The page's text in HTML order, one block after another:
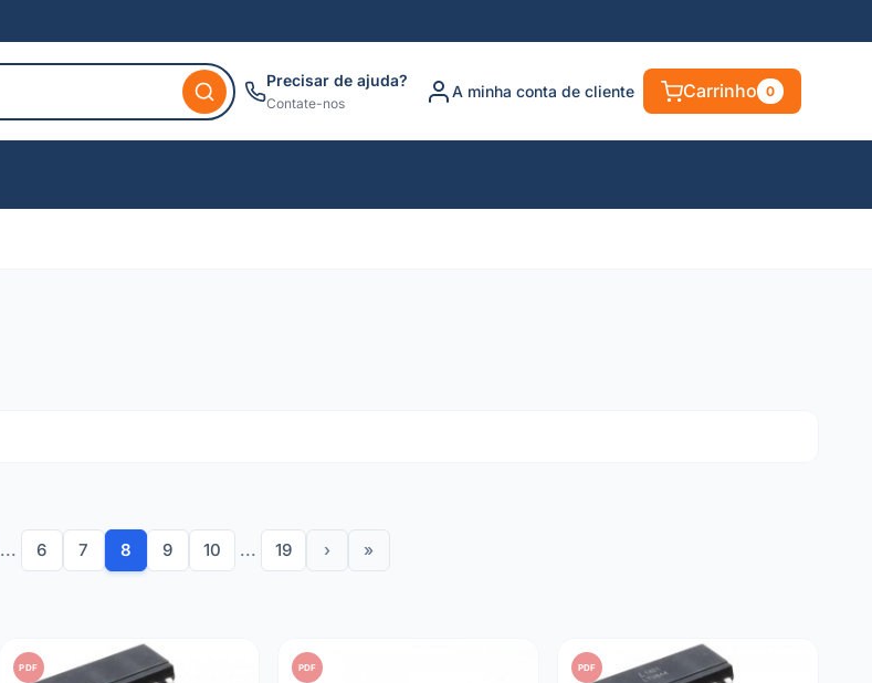
Precisar de ajuda?
Contate-nos
A minha conta de cliente Carrinho 0
... 6 7 8 9 10 ... 19 › »
PDF PDF PDF